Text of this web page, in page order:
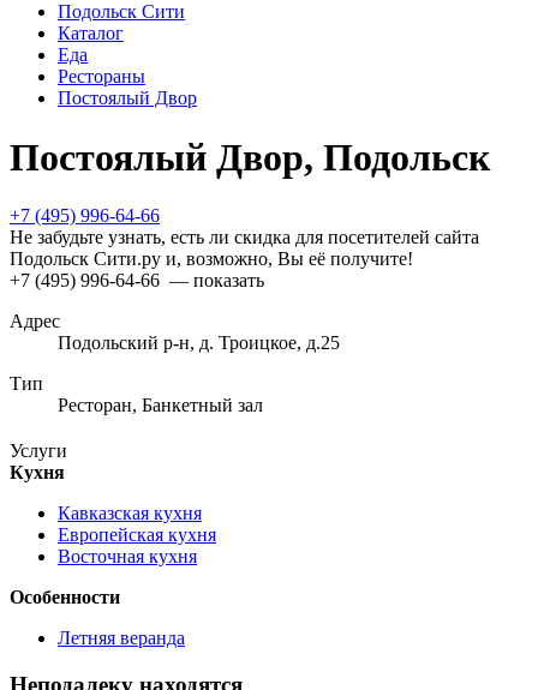
Подольск Сити
Каталог
Еда
Рестораны
Постоялый Двор
Постоялый Двор, Подольск
+7 (495) 996-64-66
Не забудьте узнать, есть ли скидка для посетителей сайта
Подольск Сити.ру и, возможно, Вы её получите!
+7 (495) 996-64-66 — показать
Адрес
Подольский р-н, д. Троицкое, д.25
Тип
Ресторан, Банкетный зал
Услуги
Кухня
Кавказская кухня
Европейская кухня
Восточная кухня
Особенности
Летняя веранда
Неподалеку находятся